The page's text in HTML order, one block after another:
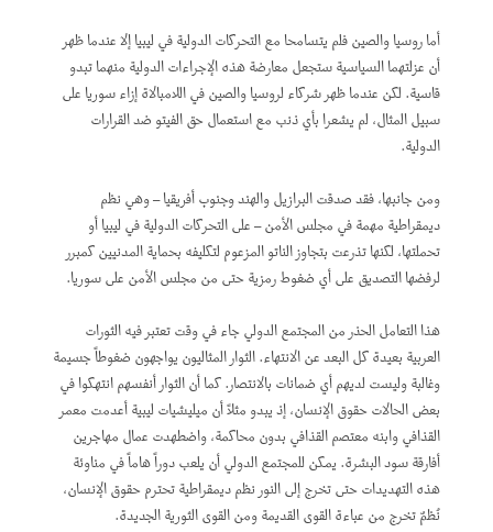
أما روسيا والصين فلم يتسامحا مع التحركات الدولية في ليبيا إلا عندما ظهر
أن عزلتهما السياسية ستجعل معارضة هذه الإجراءات الدولية منهما تبدو
قاسية. لكن عندما ظهر شركاء لروسيا والصين في اللامبالاة إزاء سوريا على
سبيل المثال، لم يشعرا بأي ذنب مع استعمال حق الفيتو ضد القرارات
الدولية.
ومن جانبها، فقد صدقت البرازيل والهند وجنوب أفريقيا – وهي نظم
ديمقراطية مهمة في مجلس الأمن – على التحركات الدولية في ليبيا أو
تحملتها، لكنها تذرعت بتجاوز الناتو المزعوم لتكليفه بحماية المدنيين كمبرر
لرفضها التصديق على أي ضغوط رمزية حتى من مجلس الأمن على سوريا.
هذا التعامل الحذر من المجتمع الدولي جاء في وقت تعتبر فيه الثورات
العربية بعيدة كل البعد عن الانتهاء. الثوار المثاليون يواجهون ضغوطاً جسيمة
وغالبة وليست لديهم أي ضمانات بالانتصار. كما أن الثوار أنفسهم انتهكوا في
بعض الحالات حقوق الإنسان، إذ يبدو مثلاً أن ميليشيات ليبية أعدمت معمر
القذافي وابنه معتصم القذافي بدون محاكمة، واضطهدت عمال مهاجرين
أفارقة سود البشرة. يمكن للمجتمع الدولي أن يلعب دوراً هاماً في مناوئة
هذه التهديدات حتى تخرج إلى النور نظم ديمقراطية تحترم حقوق الإنسان،
نُظمٌ تخرج من عباءة القوى القديمة ومن القوى الثورية الجديدة.